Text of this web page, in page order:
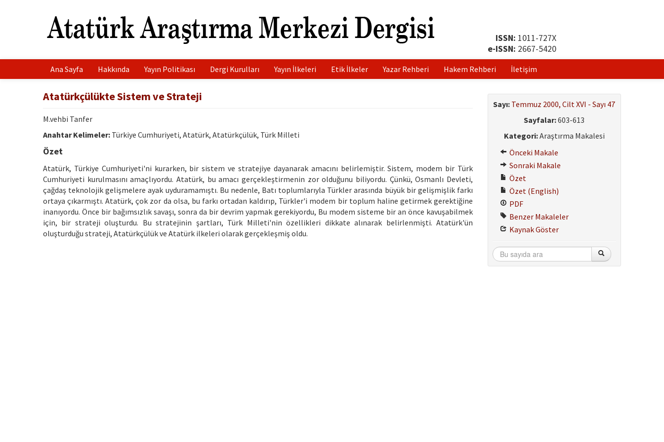
ISSN: 1011-727X
e-ISSN: 2667-5420
Ana Sayfa Hakkında Yayın Politikası Dergi Kurulları Yayın İlkeleri Etik İlkeler Yazar Rehberi Hakem Rehberi İletişim
Atatürkçülükte Sistem ve Strateji
M.vehbi Tanfer
Anahtar Kelimeler: Türkiye Cumhuriyeti, Atatürk, Atatürkçülük, Türk Milleti
Özet
Atatürk, Türkiye Cumhuriyeti'ni kurarken, bir sistem ve stratejiye dayanarak amacını belirlemiştir. Sistem, modem bir Türk
Cumhuriyeti kurulmasını amaçlıyordu. Atatürk, bu amacı gerçekleştirmenin zor olduğunu biliyordu. Çünkü, Osmanlı Devleti,
çağdaş teknolojik gelişmelere ayak uyduramamıştı. Bu nedenle, Batı toplumlarıyla Türkler arasında büyük bir gelişmişlik farkı
ortaya çıkarmıştı. Atatürk, çok zor da olsa, bu farkı ortadan kaldırıp, Türkler'i modem bir toplum haline getirmek gerektiğine
inanıyordu. Önce bir bağımsızlık savaşı, sonra da bir devrim yapmak gerekiyordu, Bu modem sisteme bir an önce kavuşabilmek
için, bir strateji oluşturdu. Bu stratejinin şartları, Türk Milleti'nin özellikleri dikkate alınarak belirlenmişti. Atatürk'ün
oluşturduğu strateji, Atatürkçülük ve Atatürk ilkeleri olarak gerçekleşmiş oldu.
Sayı: Temmuz 2000, Cilt XVI - Sayı 47
Sayfalar:603-613
Kategori:Araştırma Makalesi
Önceki Makale
Sonraki Makale
Özet
Özet (English)
PDF
Benzer Makaleler
Kaynak Göster